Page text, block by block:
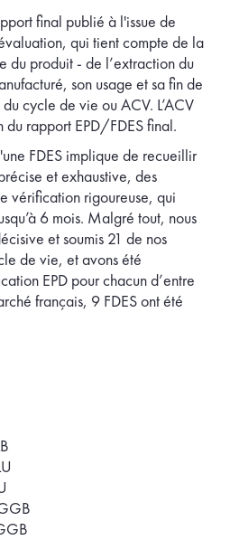
final publié à l'issue de
qui tient compte de la
du produit - de l’extraction du
son usage et sa fin de
cycle de vie ou ACV. L’ACV
du rapport EPD/FDES final.
FDES implique de recueillir
et exhaustive, des
vérification rigoureuse, qui
6 mois. Malgré tout, nous
et soumis 21 de nos
de vie, et avons été
EPD pour chacun d’entre
français, 9 FDES ont été